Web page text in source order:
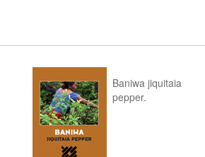
Baniwa jiquitaia
pepper.